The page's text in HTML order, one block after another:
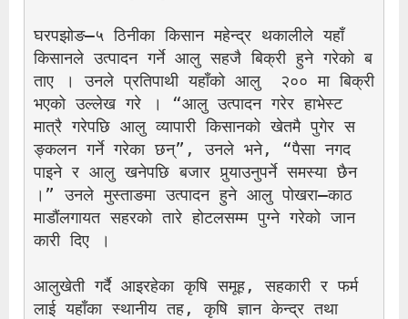
घरपझोङ–५ ठिनीका किसान महेन्द्र थकालीले यहाँ
किसानले उत्पादन गर्ने आलु सहजै बिक्री हुने गरेको ब
ताए । उनले प्रतिपाथी यहाँको आलु  २०० मा बिक्री
भएको उल्लेख गरे । “आलु उत्पादन गरेर हाभेस्ट
मात्रै गरेपछि आलु व्यापारी किसानको खेतमै पुगेर स
ङ्कलन गर्ने गरेका छन्”, उनले भने, “पैसा नगद
पाइने र आलु खनेपछि बजार पुर्‍याउनुपर्ने समस्या छैन
।” उनले मुस्ताङमा उत्पादन हुने आलु पोखरा–काठ
माडाैंलगायत सहरको तारे होटलसम्म पुग्ने गरेको जान
कारी दिए ।
आलुखेती गर्दै आइरहेका कृषि समूह, सहकारी र फर्म
लाई यहाँका स्थानीय तह, कृषि ज्ञान केन्द्र तथा